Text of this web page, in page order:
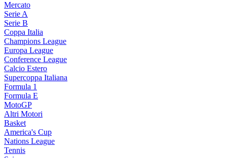
Mercato
Serie A
Serie B
Coppa Italia
Champions League
Europa League
Conference League
Calcio Estero
Supercoppa Italiana
Formula 1
Formula E
MotoGP
Altri Motori
Basket
America's Cup
Nations League
Tennis